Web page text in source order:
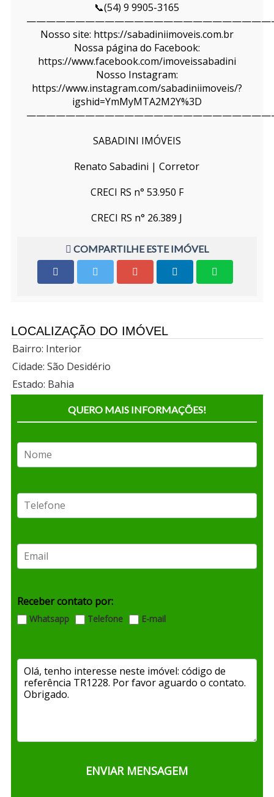
📞(54) 9 9905-3165
Nosso site: https://sabadiniimoveis.com.br
Nossa página do Facebook:
https://www.facebook.com/imoveissabadini
Nosso Instagram:
https://www.instagram.com/sabadiniimoveis/?
igshid=YmMyMTA2M2Y%3D
SABADINI IMÓVEIS
Renato Sabadini | Corretor
CRECI RS n° 53.950 F
CRECI RS n° 26.389 J
COMPARTILHE ESTE IMÓVEL
LOCALIZAÇÃO DO IMÓVEL
Bairro: Interior
Cidade: São Desidério
Estado: Bahia
QUERO MAIS INFORMAÇÕES!
Receber contato por:
Whatsapp Telefone E-mail